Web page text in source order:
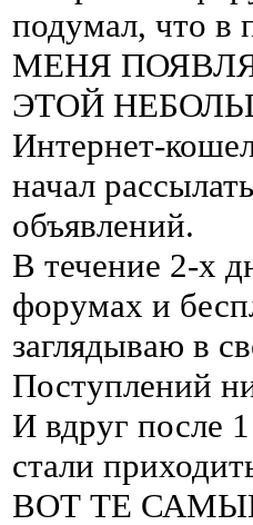
подумал, что
МЕНЯ
ЭТОЙ
Интернет-
начал
объявлений.
В течение 2-х
форумах и
заглядываю в
Поступлений
И вдруг после
стали
ВОТ ТЕ